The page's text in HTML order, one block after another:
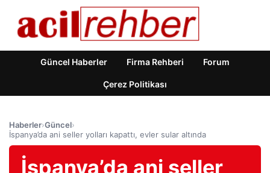
Güncel Haberler Firma Rehberi Forum
Çerez Politikası
Haberler›Güncel›
İspanya’da ani seller yolları kapattı, evler sular altında
İspanya’da ani seller